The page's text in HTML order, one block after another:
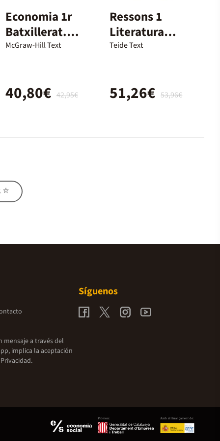
Economia 1r
Batxillerat.
Mediterrània
McGraw-Hill Text
42,95€
40,80€
Ressons 1
Literatura
Batxillerat
Teide Text
53,96€
51,26€
mensaje a través del
implica la aceptación
Síguenos
Promou: Amb el finançament de: